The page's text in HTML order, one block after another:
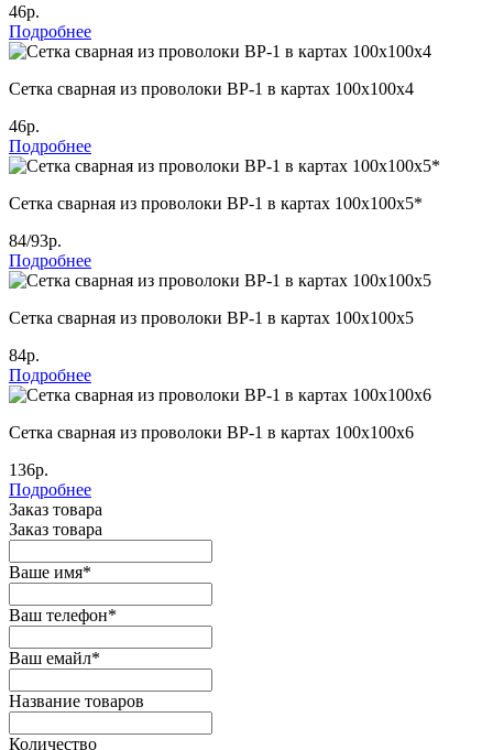
46р.
Подробнее
Сетка сварная из проволоки ВР-1 в картах 100х100х4
46р.
Подробнее
Сетка сварная из проволоки ВР-1 в картах 100х100х5*
84/93р.
Подробнее
Сетка сварная из проволоки ВР-1 в картах 100х100х5
84р.
Подробнее
Сетка сварная из проволоки ВР-1 в картах 100х100х6
136р.
Подробнее
Заказ товара
Заказ товара
Ваше имя*
Ваш телефон*
Ваш емайл*
Название товаров
Количество